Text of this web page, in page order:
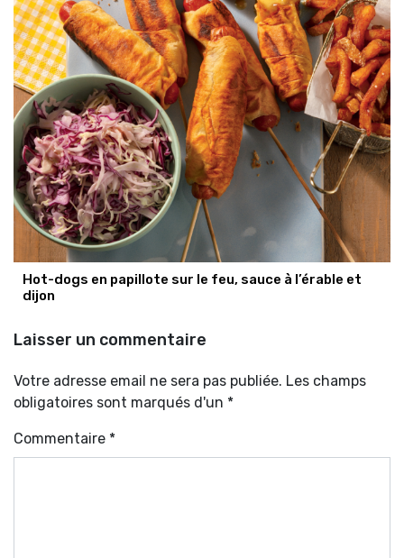
Hot-dogs en papillote sur le feu, sauce à l’érable et
dijon
Laisser un commentaire
Votre adresse email ne sera pas publiée. Les champs
obligatoires sont marqués d'un *
Commentaire *